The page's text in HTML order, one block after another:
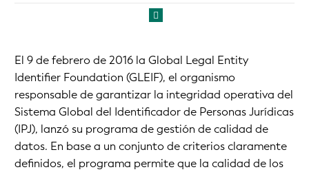
El 9 de febrero de 2016 la Global Legal Entity
Identifier Foundation (GLEIF), el organismo
responsable de garantizar la integridad operativa del
Sistema Global del Identificador de Personas Jurídicas
(IPJ), lanzó su programa de gestión de calidad de
datos. En base a un conjunto de criterios claramente
definidos, el programa permite que la calidad de los